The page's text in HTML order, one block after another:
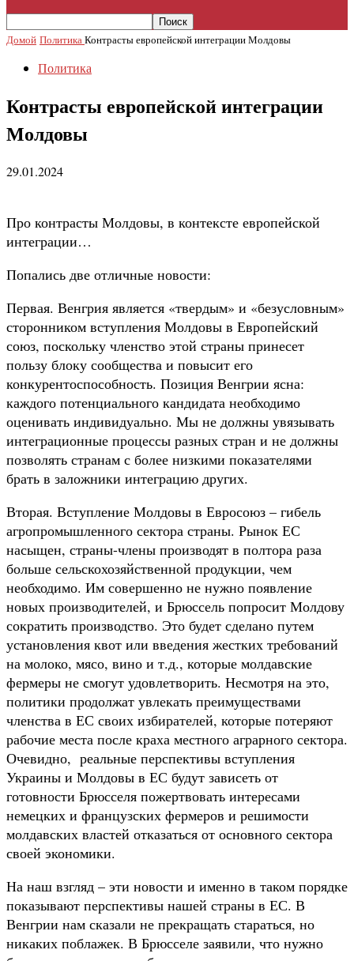
Домой ПолитикаКонтрасты европейской интеграции Молдовы
Политика
Контрасты европейской интеграции
Молдовы
29.01.2024
Про контрасты Молдовы, в контексте европейской
интеграции…
Попались две отличные новости:
Первая. Венгрия является «твердым» и «безусловным»
сторонником вступления Молдовы в Европейский
союз, поскольку членство этой страны принесет
пользу блоку сообщества и повысит его
конкурентоспособность. Позиция Венгрии ясна:
каждого потенциального кандидата необходимо
оценивать индивидуально. Мы не должны увязывать
интеграционные процессы разных стран и не должны
позволять странам с более низкими показателями
брать в заложники интеграцию других.
Вторая. Вступление Молдовы в Евросоюз – гибель
агропромышленного сектора страны. Рынок ЕС
насыщен, страны-члены производят в полтора раза
больше сельскохозяйственной продукции, чем
необходимо. Им совершенно не нужно появление
новых производителей, и Брюссель попросит Молдову
сократить производство. Это будет сделано путем
установления квот или введения жестких требований
на молоко, мясо, вино и т.д., которые молдавские
фермеры не смогут удовлетворить. Несмотря на это,
политики продолжат увлекать преимуществами
членства в ЕС своих избирателей, которые потеряют
рабочие места после краха местного аграрного сектора.
Очевидно, реальные перспективы вступления
Украины и Молдовы в ЕС будут зависеть от
готовности Брюсселя пожертвовать интересами
немецких и французских фермеров и решимости
молдавских властей отказаться от основного сектора
своей экономики.
На наш взгляд – эти новости и именно в таком порядке
показывают перспективы нашей страны в ЕС. В
Венгрии нам сказали не прекращать стараться, но
никаких поблажек. В Брюсселе заявили, что нужно